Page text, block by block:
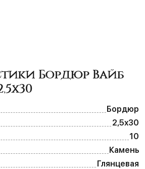
Бордюр Вайб
Бордюр
2,5х30
10
Камень
Глянцевая